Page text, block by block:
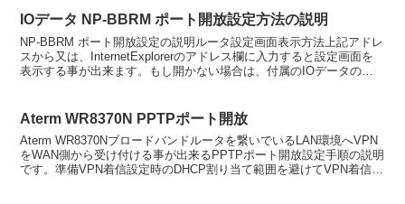
IOデータ NP-BBRM ポート開放設定方法の説明
NP-BBRM ポート開放設定の説明ルータ設定画面表示方法上記アドレ
スから又は、InternetExplorerのアドレス欄に入力すると設定画面を
表示する事が出来ます。もし開かない場合は、付属のIOデータのル
Aterm WR8370N PPTPポート開放
Aterm WR8370Nブロードバンドルータを繋いでいるLAN環境へVPN
をWAN側から受け付ける事が出来るPPTPポート開放設定手順の説明
です。準備VPN着信設定時のDHCP割り当て範囲を避けてVPN着信サ